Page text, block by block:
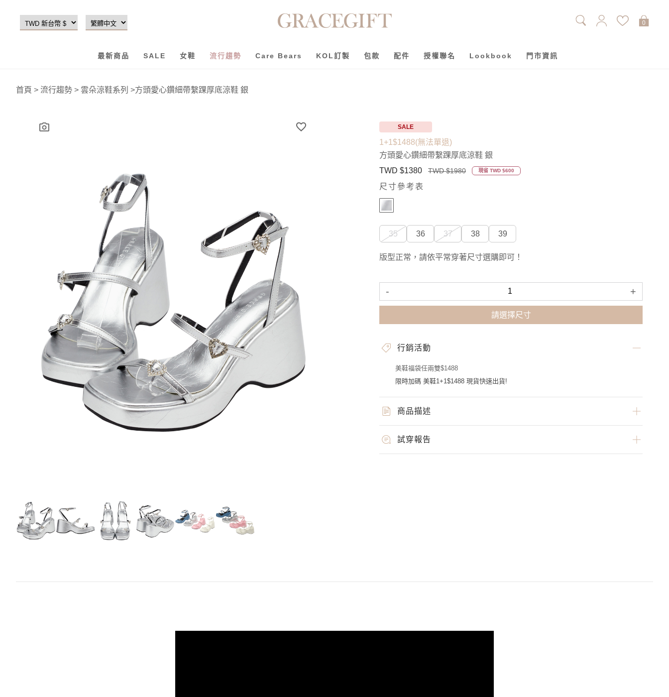
最新商品 SALE 女鞋 流行趨勢 Care Bears KOL訂製 包款 配件 授權聯名 Lookbook 門市資訊
首頁 > 流行趨勢 > 雲朵涼鞋系列 >方頭愛心鑽細帶繫踝厚底涼鞋 銀
SALE
1+1$1488(無法單退)
方頭愛心鑽細帶繫踝厚底涼鞋 銀
TWD $1380
TWD $1980 現省 TWD $600
尺寸參考表
35 36 37 38 39
版型正常，請依平常穿著尺寸選購即可！
- +
請選擇尺寸
行銷活動
美鞋福袋任兩雙$1488
限時加碼 美鞋1+1$1488 現貨快速出貨!
商品描述
試穿報告
0